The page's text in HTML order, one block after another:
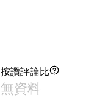
按讚評論比
無資料